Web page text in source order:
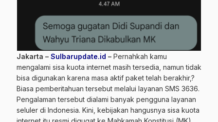
Jakarta – Sulbarupdate.id – Pernahkah kamu
mengalami sisa kuota internet masih tersedia, namun tidak
bisa digunakan karena masa aktif paket telah berakhir,?
Biasa pemberitahuan tersebut melalui layanan SMS 3636.
Pengalaman tersebut dialami banyak pengguna layanan
seluler di Indonesia. Kini, kebijakan hangusnya sisa kuota